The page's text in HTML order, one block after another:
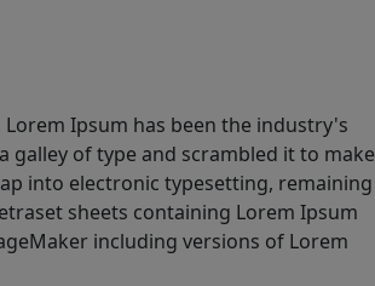
Ipsum has been the industry's
galley of type and scrambled it to make
into electronic typesetting, remaining
sheets containing Lorem Ipsum
including versions of Lorem